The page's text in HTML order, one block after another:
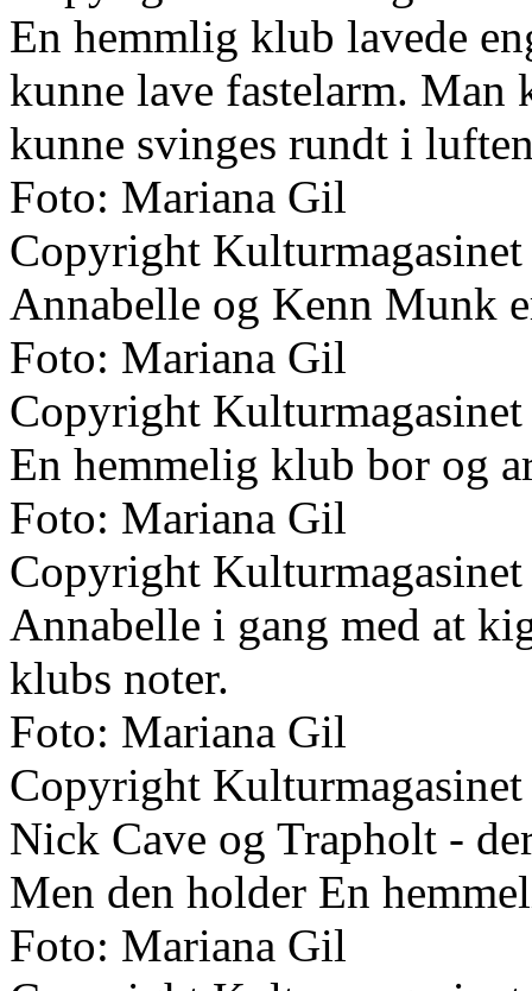
En hemmlig klub lavede
kunne lave fastelarm. Man
kunne svinges rundt i
Foto: Mariana Gil
Copyright
Annabelle og Kenn Munk
Foto: Mariana Gil
Copyright
En hemmelig klub bor og
Foto: Mariana Gil
Copyright
Annabelle i gang med at
klubs noter.
Foto: Mariana Gil
Copyright
Nick Cave og Trapholt -
Men den holder En
Foto: Mariana Gil